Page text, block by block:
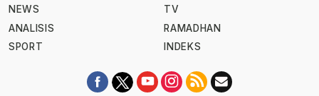
NEWS
ANALISIS
SPORT
TV
RAMADHAN
INDEKS